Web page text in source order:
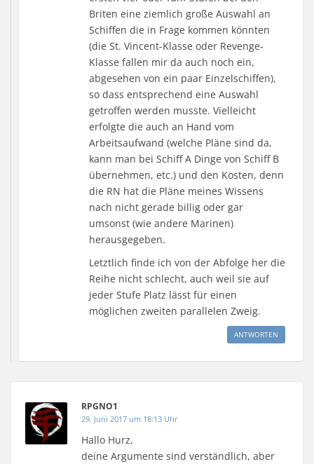
Briten eine ziemlich große Auswahl an
Schiffen die in Frage kommen könnten
(die St. Vincent-Klasse oder Revenge-
Klasse fallen mir da auch noch ein,
abgesehen von ein paar Einzelschiffen),
so dass entsprechend eine Auswahl
getroffen werden musste. Vielleicht
erfolgte die auch an Hand vom
Arbeitsaufwand (welche Pläne sind da,
kann man bei Schiff A Dinge von Schiff B
übernehmen, etc.) und den Kosten, denn
die RN hat die Pläne meines Wissens
nach nicht gerade billig oder gar
umsonst (wie andere Marinen)
herausgegeben.
Letztlich finde ich von der Abfolge her die
Reihe nicht schlecht, auch weil sie auf
jeder Stufe Platz lässt für einen
möglichen zweiten parallelen Zweig.
ANTWORTEN
RPGNO1
29. Juni 2017 um 18:13 Uhr
Hallo Hurz,
deine Argumente sind verständlich, aber